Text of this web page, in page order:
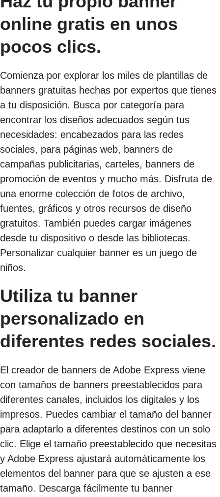
online gratis en unos
pocos clics.
Comienza por explorar los miles de plantillas de
banners gratuitas hechas por expertos que tienes
a tu disposición. Busca por categoría para
encontrar los diseños adecuados según tus
necesidades: encabezados para las redes
sociales, para páginas web, banners de
campañas publicitarias, carteles, banners de
promoción de eventos y mucho más. Disfruta de
una enorme colección de fotos de archivo,
fuentes, gráficos y otros recursos de diseño
gratuitos. También puedes cargar imágenes
desde tu dispositivo o desde las bibliotecas.
Personalizar cualquier banner es un juego de
niños.
Utiliza tu banner
personalizado en
diferentes redes sociales.
El creador de banners de Adobe Express viene
con tamaños de banners preestablecidos para
diferentes canales, incluidos los digitales y los
impresos. Puedes cambiar el tamaño del banner
para adaptarlo a diferentes destinos con un solo
clic. Elige el tamaño preestablecido que necesitas
y Adobe Express ajustará automáticamente los
elementos del banner para que se ajusten a ese
tamaño. Descarga fácilmente tu banner